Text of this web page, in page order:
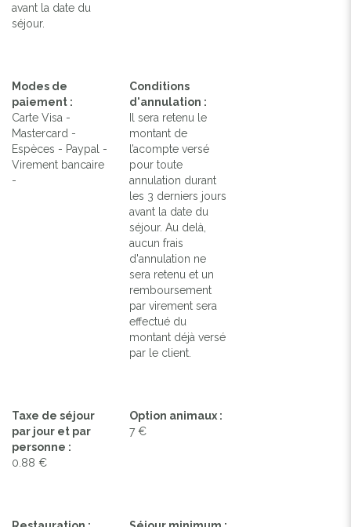
avant la date du
séjour.
Modes de
paiement :
Carte Visa -
Mastercard -
Espèces - Paypal -
Virement bancaire
-
Conditions
d'annulation :
Il sera retenu le
montant de
l’acompte versé
pour toute
annulation durant
les 3 derniers jours
avant la date du
séjour. Au delà,
aucun frais
d'annulation ne
sera retenu et un
remboursement
par virement sera
effectué du
montant déjà versé
par le client.
Taxe de séjour
par jour et par
personne :
0.88 €
Option animaux :
7 €